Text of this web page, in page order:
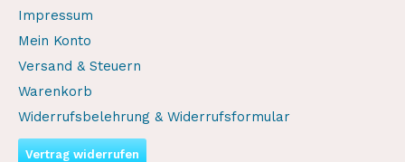
Impressum
Mein Konto
Versand & Steuern
Warenkorb
Widerrufsbelehrung & Widerrufsformular
Vertrag widerrufen